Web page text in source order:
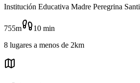
Institución Educativa Madre Peregrina
755m 10 min
8 lugares a menos de 2km